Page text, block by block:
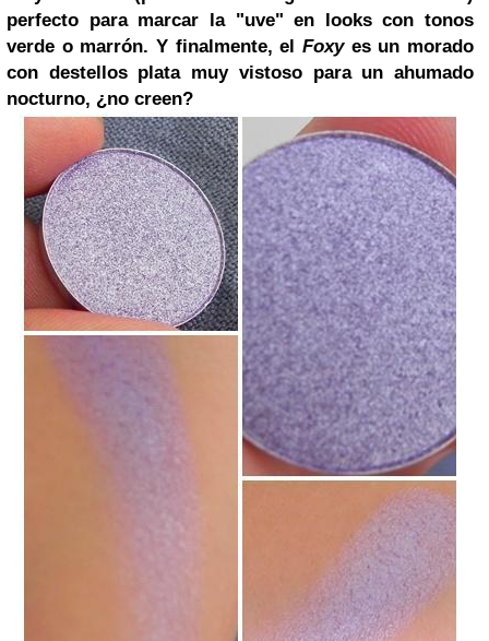
perfecto para marcar la "uve" en looks con tonos
verde o marrón. Y finalmente, elFoxyes un morado
con destellos plata muy vistoso para un ahumado
nocturno, ¿no creen?